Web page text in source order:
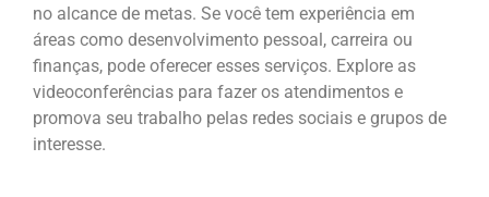
no alcance de metas. Se você tem experiência em
áreas como desenvolvimento pessoal, carreira ou
finanças, pode oferecer esses serviços. Explore as
videoconferências para fazer os atendimentos e
promova seu trabalho pelas redes sociais e grupos de
interesse.